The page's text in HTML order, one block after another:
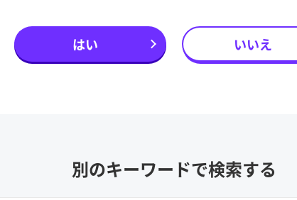
はい いいえ
別のキーワードで検索する